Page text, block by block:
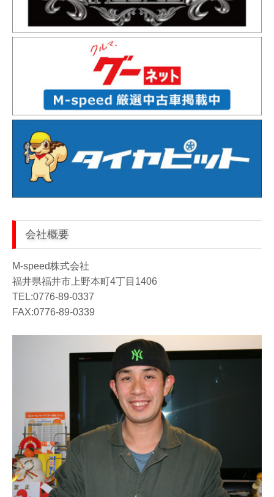
会社概要
M-speed株式会社
福井県福井市上野本町4丁目1406
TEL:0776-89-0337
FAX:0776-89-0339